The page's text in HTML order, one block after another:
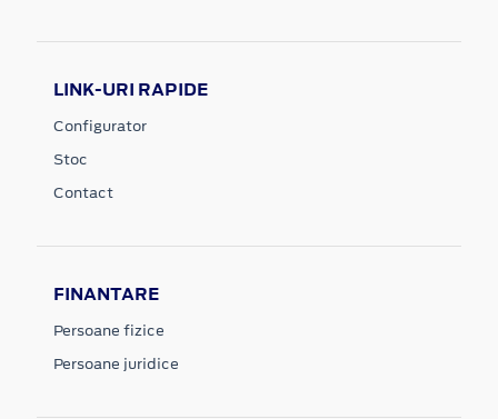
LINK-URI RAPIDE
Configurator
Stoc
Contact
FINANTARE
Persoane fizice
Persoane juridice